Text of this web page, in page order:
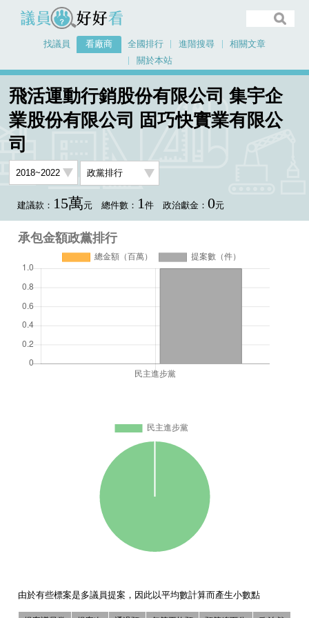
議員好好看
找議員 看廠商 全國排行 進階搜尋
相關文章
關於本站
飛活運動行銷股份有限公司 集宇企業股份有限公司 固巧快實業有限公司
承包金額政黨排行
飛活運動行銷股份有限公司 集宇企
業股份有限公司 固巧快實業有限公
司
建議款： 15萬元 總件數： 1件 政治獻金： 0元
承包金額政黨排行
由於有些標案是多議員提案，因此以平均數計算而產生小數點